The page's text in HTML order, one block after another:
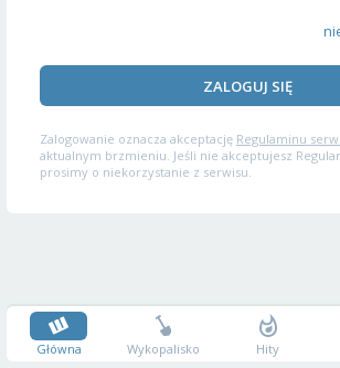
ZALOGUJ SIĘ
Zalogowanie oznacza akceptację Regulaminu
aktualnym brzmieniu. Jeśli nie akceptujesz
prosimy o niekorzystanie z serwisu.
Główna Wykopalisko Hity